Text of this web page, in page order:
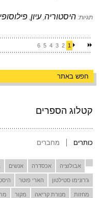
קטלוג הספרים
כותרים מחברים
אבולוציה אכסדרה אנשים
ג'רונימו סטילטון הארי פוטר
מחזות מנורת קריאה מקור
תגיות: היסטוריה,עיון,
1
2
3
4
5
6